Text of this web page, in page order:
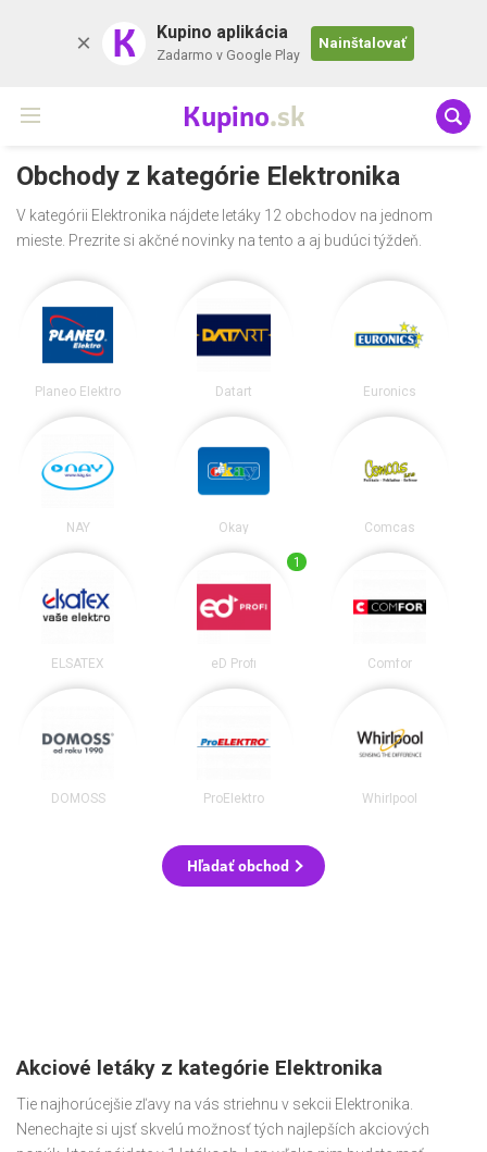
K Kupino aplikácia
Zadarmo v Google Play
Nainštalovať
Kupino.sk
Obchody z kategórie Elektronika
V kategórii Elektronika nájdete letáky 12 obchodov na jednom
mieste. Prezrite si akčné novinky na tento a aj budúci týždeň.
Planeo Elektro Datart Euronics
NAY Okay Comcas
ELSATEX eD Profi
1
Comfor
DOMOSS ProElektro Whirlpool
Hľadať obchod
Akciové letáky z kategórie Elektronika
Tie najhorúcejšie zľavy na vás striehnu v sekcii Elektronika.
Nenechajte si ujsť skvelú možnosť tých najlepších akciových